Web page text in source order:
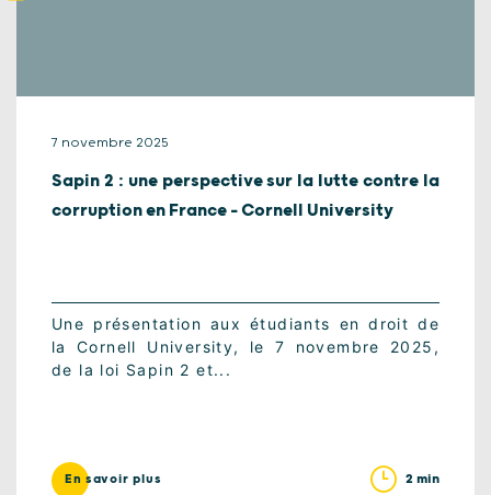
7 novembre 2025
Sapin 2 : une perspective sur la lutte contre la
corruption en France – Cornell University
Une présentation aux étudiants en droit de
la Cornell University, le 7 novembre 2025,
de la loi Sapin 2 et...
En savoir plus 2 min